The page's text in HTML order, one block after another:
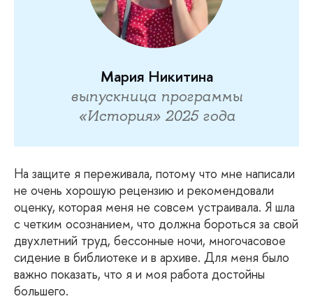
Мария Никитина
выпускница программы
«История» 2025 года
На защите я переживала, потому что мне написали
не очень хорошую рецензию и рекомендовали
оценку, которая меня не совсем устраивала. Я шла
с четким осознанием, что должна бороться за свой
двухлетний труд, бессонные ночи, многочасовое
сидение в библиотеке и в архиве. Для меня было
важно показать, что я и моя работа достойны
большего.